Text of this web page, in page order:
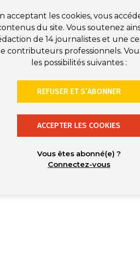
acceptant les cookies, vous
du site. Vous soutenez
de 14 journalistes et une
contributeurs professionnels.
les possibilités suivantes :
REFUSER ET S’ABONNER
ACCEPTER LES COOKIES
Vous êtes abonné(e) ?
Connectez-vous